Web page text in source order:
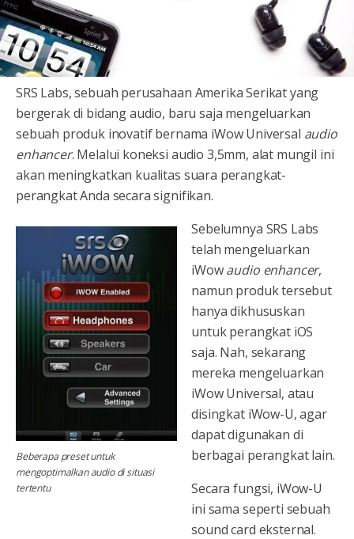
SRS Labs, sebuah perusahaan Amerika Serikat yang
bergerak di bidang audio, baru saja mengeluarkan
sebuah produk inovatif bernama iWow Universal audio
enhancer. Melalui koneksi audio 3,5mm, alat mungil ini
akan meningkatkan kualitas suara perangkat-
perangkat Anda secara signifikan.
Beberapa preset untuk
mengoptimalkan audio di situasi
tertentu
Sebelumnya SRS Labs
telah mengeluarkan
iWowaudio enhancer,
namun produk tersebut
hanya dikhususkan
untuk perangkat iOS
saja. Nah, sekarang
mereka mengeluarkan
iWow Universal, atau
disingkat iWow-U, agar
dapat digunakan di
berbagai perangkat lain.
Secara fungsi, iWow-U
ini sama seperti sebuah
sound card eksternal.